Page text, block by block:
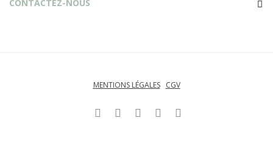
CONTACTEZ-NOUS
MENTIONS LÉGALES CGV